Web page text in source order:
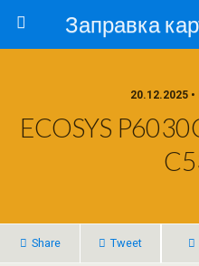
20.12.2025
ECOSYS
Share Tweet